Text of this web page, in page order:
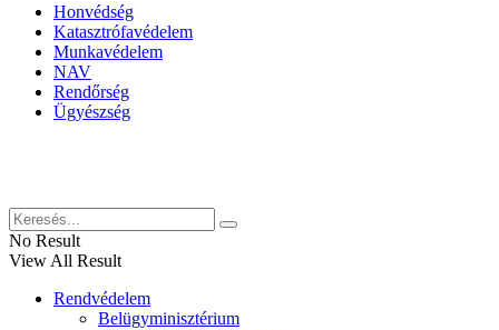
Honvédség
Katasztrófavédelem
Munkavédelem
NAV
Rendőrség
Ügyészség
No Result
View All Result
Rendvédelem
Belügyminisztérium